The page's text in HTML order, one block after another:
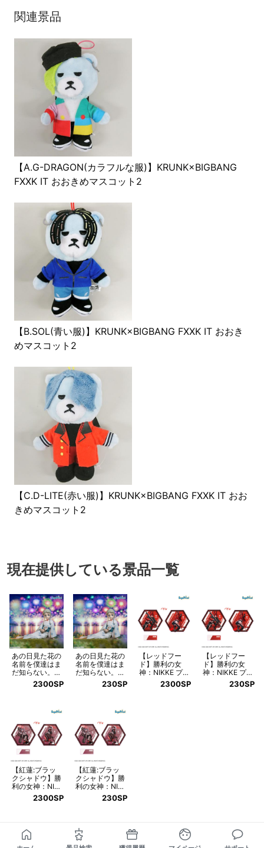
関連景品
【A.G-DRAGON(カラフルな服)】KRUNK×BIGBANG
FXXK IT おおきめマスコット2
【B.SOL(青い服)】KRUNK×BIGBANG FXXK IT おおき
めマスコット2
【C.D-LITE(赤い服)】KRUNK×BIGBANG FXXK IT おお
きめマスコット2
現在提供している景品一覧
あの日見た花の
名前を僕達はま
だ知らない。 Y
umemirize ‐本
間芽衣子‐
2300SP
あの日見た花の
名前を僕達はま
だ知らない。 Y
umemirize ‐本
間芽衣子‐
230SP
【レッドフー
ド】勝利の女
神：NIKKE プ
ラチナムザッカ
両面ビッグアク
2300SP
【レッドフー
ド】勝利の女
神：NIKKE プ
ラチナムザッカ
両面ビッグアク
230SP
【紅蓮:ブラッ
クシャドウ】勝
利の女神：NIK
KE プラチナム
ザッカ両面ビッ
2300SP
【紅蓮:ブラッ
クシャドウ】勝
利の女神：NIK
KE プラチナム
ザッカ両面ビッ
230SP